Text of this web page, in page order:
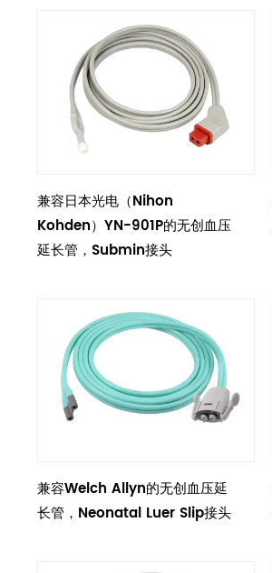
兼容日本光电（Nihon
Kohden）YN-901P的无创血压
延长管，Submin接头
兼容Welch Allyn的无创血压延
长管，Neonatal Luer Slip接头